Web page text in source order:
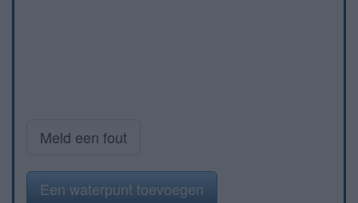
Meld een fout
Een waterpunt toevoegen